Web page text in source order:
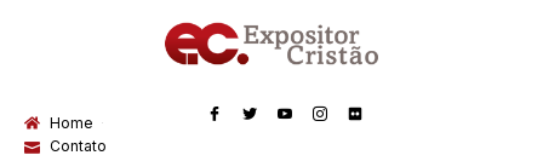
Home
Contato